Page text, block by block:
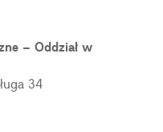
– Oddział w
34